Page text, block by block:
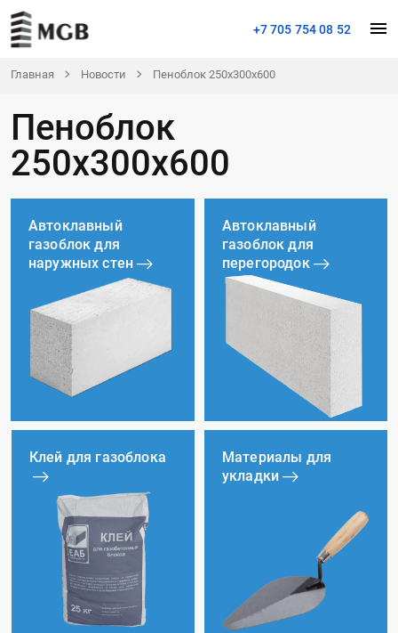
+7 705 754 08 52
Главная Новости Пеноблок 250х300х600
Пеноблок
250х300х600
Автоклавный
газоблок для
наружных стен
Автоклавный
газоблок для
перегородок
Клей для газоблока
Материалы для
укладки